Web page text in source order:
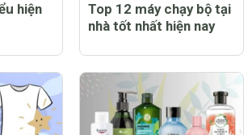
hiện
Top 12 máy chạy bộ tại
nhà tốt nhất hiện nay